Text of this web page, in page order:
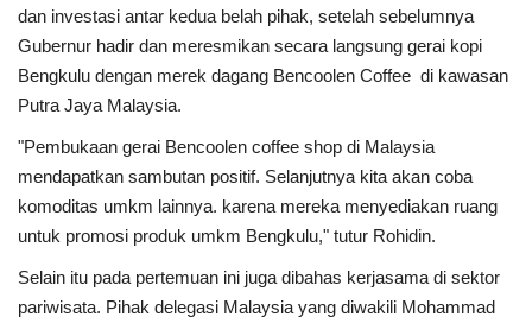
Pendidikan
Informasi Journalism
Olahraga
Kesehatan
dan investasi antar kedua belah pihak, setelah sebelumnya
Gubernur hadir dan meresmikan secara langsung gerai kopi
Bengkulu dengan merek dagang Bencoolen Coffee di kawasan
Putra Jaya Malaysia.
"Pembukaan gerai Bencoolen coffee shop di Malaysia
mendapatkan sambutan positif. Selanjutnya kita akan coba
komoditas umkm lainnya. karena mereka menyediakan ruang
untuk promosi produk umkm Bengkulu," tutur Rohidin.
Selain itu pada pertemuan ini juga dibahas kerjasama di sektor
pariwisata. Pihak delegasi Malaysia yang diwakili Mohammad